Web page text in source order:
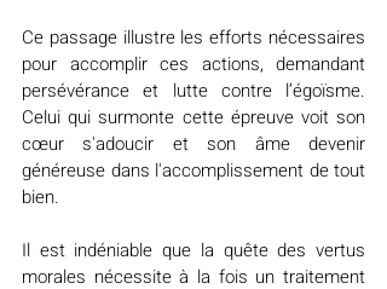
Ce passage illustre les efforts nécessaires
pour accomplir ces actions, demandant
persévérance et lutte contre l’égoïsme.
Celui qui surmonte cette épreuve voit son
cœur s'adoucir et son âme devenir
généreuse dans l'accomplissement de tout
bien.
Il est indéniable que la quête des vertus
morales nécessite à la fois un traitement